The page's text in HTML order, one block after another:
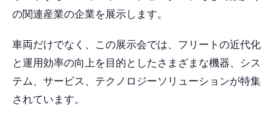
の関連産業の企業を展示します。
車両だけでなく、この展示会では、フリートの近代化
と運用効率の向上を目的としたさまざまな機器、シス
テム、サービス、テクノロジーソリューションが特集
されています。